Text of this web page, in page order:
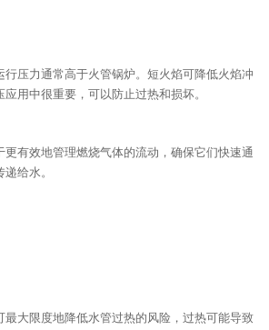
行压力通常高于火管锅炉。短火焰可降低火焰冲
用中很重要，可以防止过热和损坏。
更有效地管理燃烧气体的流动，确保它们快速通
给水。
最大限度地降低水管过热的风险，过热可能导致